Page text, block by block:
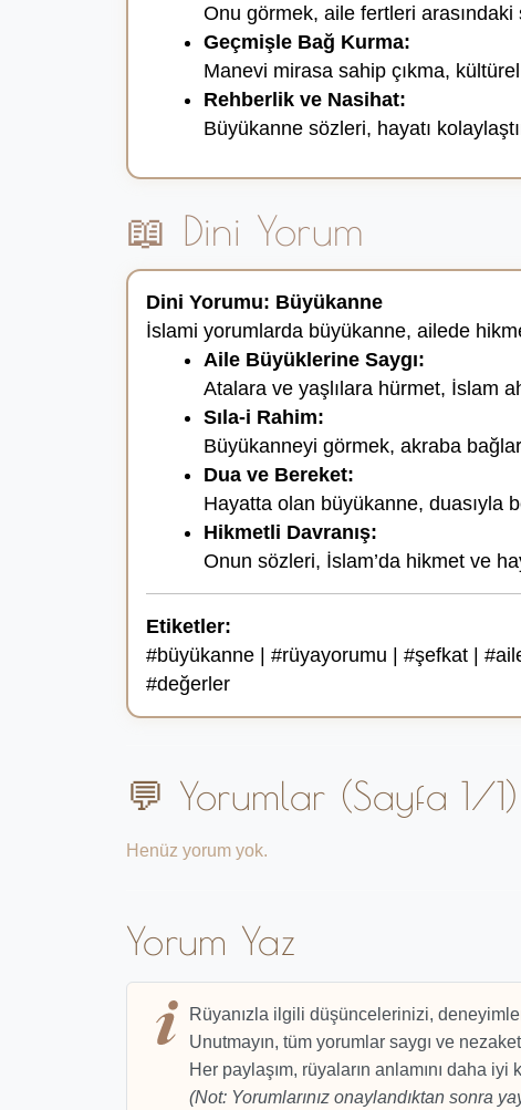
Onu görmek, aile fertleri arasındaki
Geçmişle Bağ Kurma:
Manevi mirasa sahip çıkma,
Rehberlik ve Nasihat:
Büyükanne sözleri, hayatı
📖 Dini Yorum
Dini Yorumu: Büyükanne
İslami yorumlarda büyükanne, ailede
Aile Büyüklerine Saygı:
Atalara ve yaşlılara hürmet, İslam
Sıla-i Rahim:
Büyükanneyi görmek, akraba
Dua ve Bereket:
Hayatta olan büyükanne, duasıyla
Hikmetli Davranış:
Onun sözleri, İslam’da hikmet ve
Etiketler:
#büyükanne | #rüyayorumu | #şefkat |
#değerler
💬 Yorumlar (Sayfa 1/1)
Henüz yorum yok.
Yorum Yaz
Rüyanızla ilgili düşüncelerinizi,
Unutmayın, tüm yorumlar saygı ve
Her paylaşım, rüyaların anlamını daha
(Not: Yorumlarınız onaylandıktan sonra